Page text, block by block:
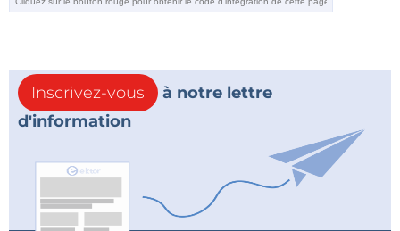
Inscrivez-vous
à notre lettre
d'information